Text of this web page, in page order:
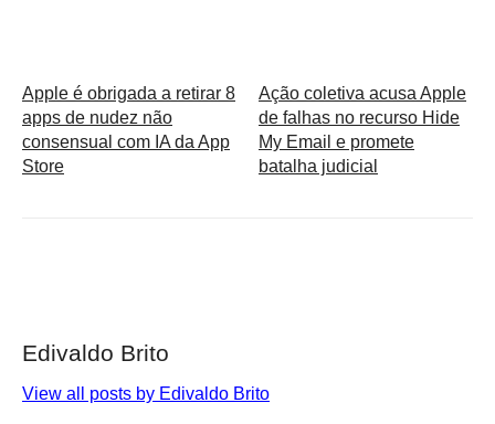
Apple é obrigada a retirar 8
apps de nudez não
consensual com IA da App
Store
Ação coletiva acusa Apple
de falhas no recurso Hide
My Email e promete
batalha judicial
Edivaldo Brito
View all posts by Edivaldo Brito